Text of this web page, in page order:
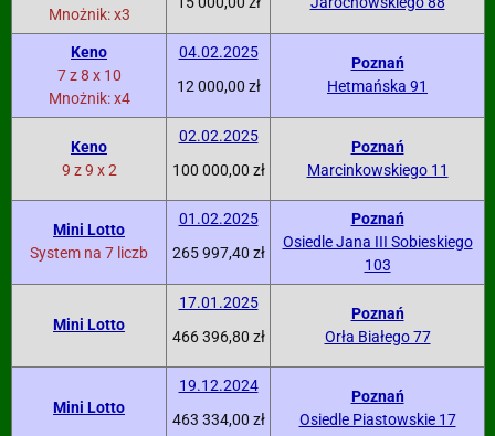
Mnożnik: x3
Keno
7 z 8 x 10
Mnożnik: x4
04.02.2025
12 000,00 zł
Poznań
Hetmańska 91
Keno
9 z 9 x 2
02.02.2025
100 000,00 zł
Poznań
Marcinkowskiego 11
Mini Lotto
System na 7 liczb
01.02.2025
265 997,40 zł
Poznań
Osiedle Jana III Sobieskiego
103
Mini Lotto
17.01.2025
466 396,80 zł
Poznań
Orła Białego 77
Mini Lotto
19.12.2024
463 334,00 zł
Poznań
Osiedle Piastowskie 17